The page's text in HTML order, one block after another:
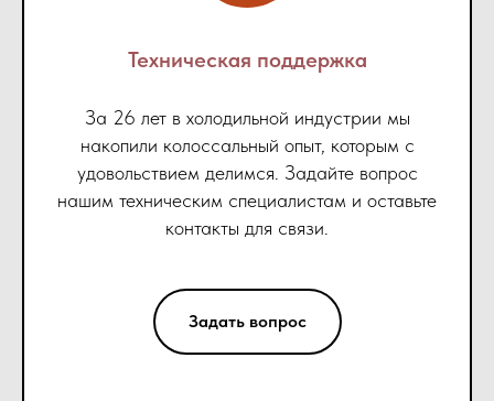
Техническая поддержка
За 26 лет в холодильной индустрии мы
накопили колоссальный опыт, которым с
удовольствием делимся. Задайте вопрос
нашим техническим специалистам и оставьте
контакты для связи.
Задать вопрос